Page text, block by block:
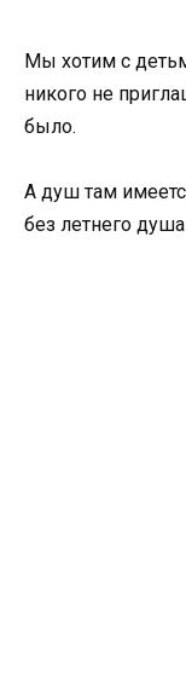
Мы хотим с
никого не
было.
А душ там
без летнего